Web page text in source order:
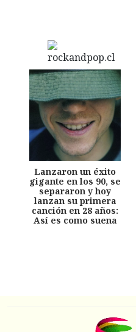
Lanzaron un éxito
gigante en los 90, se
separaron y hoy
lanzan su primera
canción en 28 años:
Así es como suena